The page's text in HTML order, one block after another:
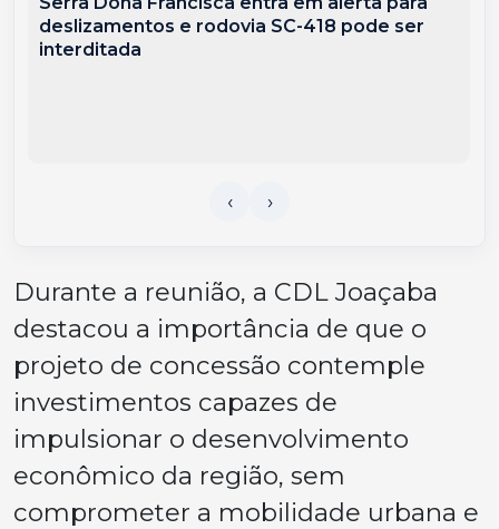
deslizamentos e rodovia SC-418 pode ser
interditada
Durante a reunião, a CDL Joaçaba
destacou a importância de que o
projeto de concessão contemple
investimentos capazes de
impulsionar o desenvolvimento
econômico da região, sem
comprometer a mobilidade urbana e